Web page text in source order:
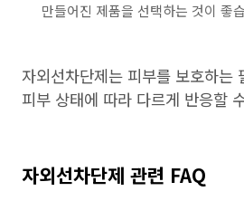
만들어진 제품을 선택하는 것이 좋
자외선차단제는 피부를 보호하는
피부 상태에 따라 다르게 반응할
자외선차단제 관련 FAQ